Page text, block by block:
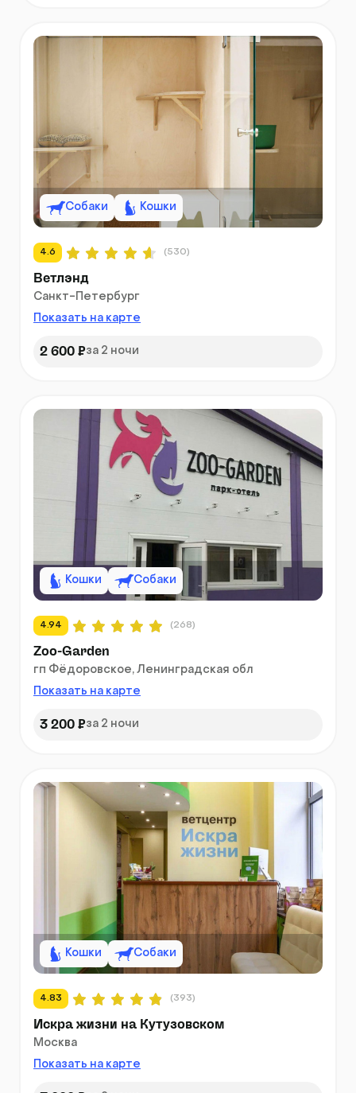
Собаки Кошки
4.6 (530)
Ветлэнд
Санкт-Петербург
Показать на карте
2 600 ₽за 2 ночи
Кошки Собаки
4.94 (268)
Zoo-Garden
гп Фёдоровское, Ленинградская обл
Показать на карте
3 200 ₽за 2 ночи
Кошки Собаки
4.83 (393)
Искра жизни на Кутузовском
Москва
Показать на карте